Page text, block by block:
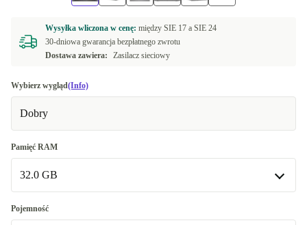
Wysyłka wliczona w cenę: między SIE 17 a SIE 24
30-dniowa gwarancja bezpłatnego zwrotu
Dostawa zawiera:
Zasilacz sieciowy
Wybierz wygląd(Info)
Dobry
Pamięć RAM
32.0 GB
16.0 GB
Pojemność